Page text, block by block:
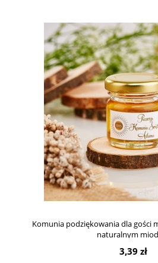
Komunia podziękowania dla gości
naturalnym
3,39 zł